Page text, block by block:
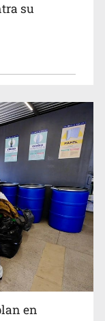
de odio y
su
en